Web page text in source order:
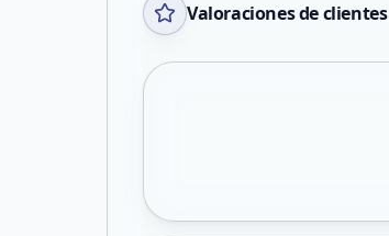
Valoraciones de clientes